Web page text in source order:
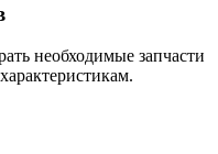
необходимые запчасти